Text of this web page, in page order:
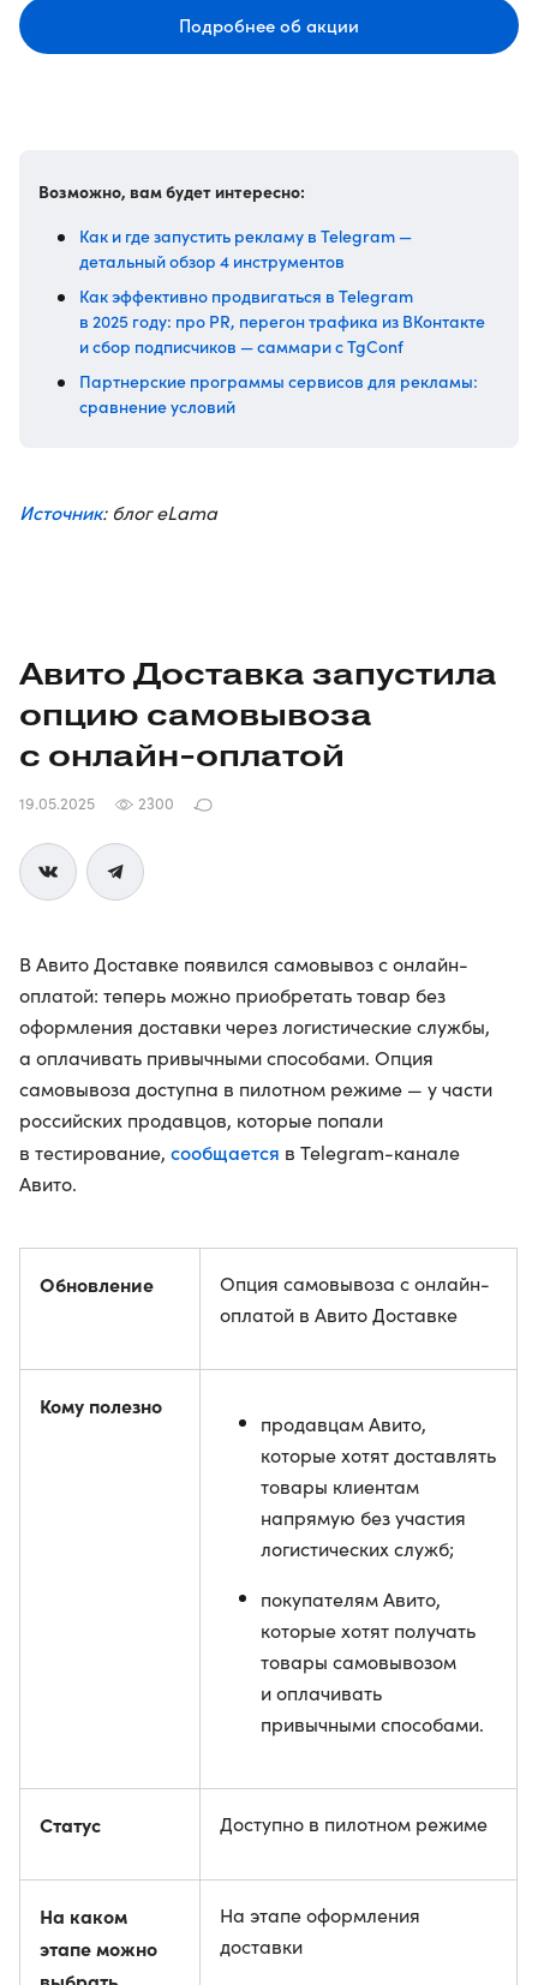
Подробнее об акции
Возможно, вам будет интересно:
Как и где запустить рекламу в Telegram —
детальный обзор 4 инструментов
Как эффективно продвигаться в Telegram
в 2025 году: про PR, перегон трафика из ВКонтакте
и сбор подписчиков — саммари с TgConf
Партнерские программы сервисов для рекламы:
сравнение условий
Источник: блог eLama
Авито Доставка запустила
опцию самовывоза
с онлайн-оплатой
19.05.2025 2300
В Авито Доставке появился самовывоз с онлайн-
оплатой: теперь можно приобретать товар без
оформления доставки через логистические службы,
а оплачивать привычными способами. Опция
самовывоза доступна в пилотном режиме — у части
российских продавцов, которые попали
в тестирование, сообщается в Telegram-канале
Авито.
Обновление
Опция самовывоза с онлайн-
оплатой в Авито Доставке
Кому полезно
продавцам Авито,
которые хотят доставлять
товары клиентам
напрямую без участия
логистических служб;
покупателям Авито,
которые хотят получать
товары самовывозом
и оплачивать
привычными способами.
Статус Доступно в пилотном режиме
На каком
этапе можно
На этапе оформления
доставки